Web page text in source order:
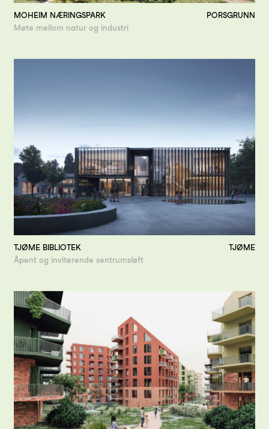
MOHEIM NÆRINGSPARK
PORSGRUNN
Møte mellom natur og industri
TJØME BIBLIOTEK
TJØME
Åpent og inviterende sentrumsløft